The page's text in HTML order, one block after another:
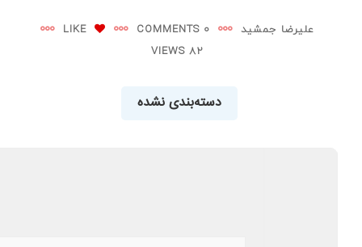
علیرضا جمشید 0 COMMENTS
LIKE
82 VIEWS
دسته‌بندی نشده